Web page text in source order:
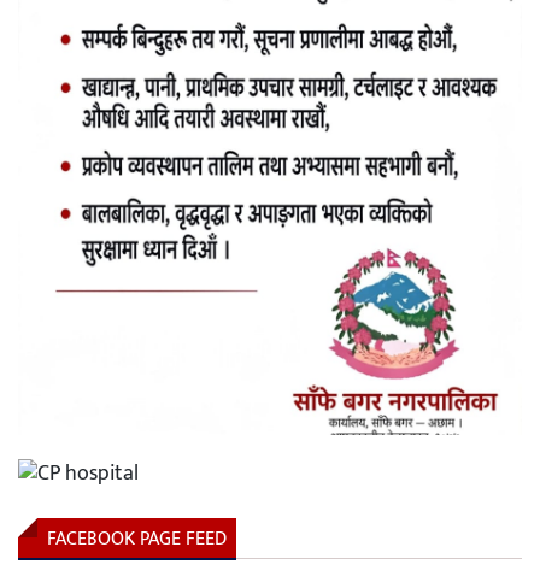
FACEBOOK PAGE FEED